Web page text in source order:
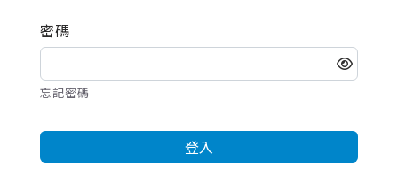
密碼
忘記密碼
登入